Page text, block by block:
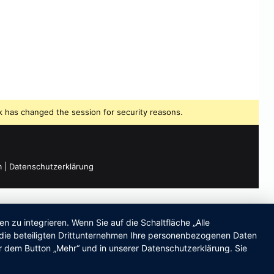
has changed the session for security reasons.
Datenschutzerklärung
zu integrieren. Wenn Sie auf die Schaltfläche „Alle
beteiligten Drittunternehmen Ihre personenbezogenen Daten
Button „Mehr“ und in unserer Datenschutzerklärung. Sie